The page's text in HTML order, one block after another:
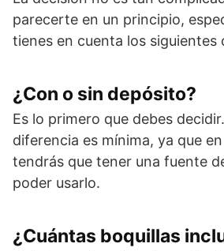
parecerte en un principio,
tienes en cuenta los siguientes
¿Con o sin depósito?
Es lo primero que debes
diferencia es mínima, ya que
tendrás que tener una fuente
poder usarlo.
¿Cuántas boquillas